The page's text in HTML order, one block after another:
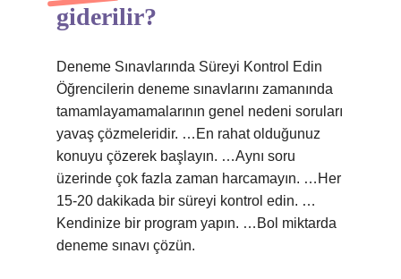
giderilir?
Deneme Sınavlarında Süreyi Kontrol Edin
Öğrencilerin deneme sınavlarını zamanında
tamamlayamamalarının genel nedeni soruları
yavaş çözmeleridir. …En rahat olduğunuz
konuyu çözerek başlayın. …Aynı soru
üzerinde çok fazla zaman harcamayın. …Her
15-20 dakikada bir süreyi kontrol edin. …
Kendinize bir program yapın. …Bol miktarda
deneme sınavı çözün.